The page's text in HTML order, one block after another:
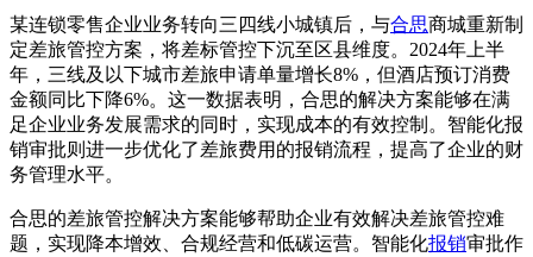
某连锁零售企业业务转向三四线小城镇后，与合思商城重新制
定差旅管控方案，将差标管控下沉至区县维度。2024年上半
年，三线及以下城市差旅申请单量增长8%，但酒店预订消费
金额同比下降6%。这一数据表明，合思的解决方案能够在满
足企业业务发展需求的同时，实现成本的有效控制。智能化报
销审批则进一步优化了差旅费用的报销流程，提高了企业的财
务管理水平。
合思的差旅管控解决方案能够帮助企业有效解决差旅管控难
题，实现降本增效、合规经营和低碳运营。智能化报销审批作